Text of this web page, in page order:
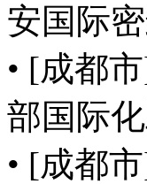
安国际
• [成都
部国际
• [成都